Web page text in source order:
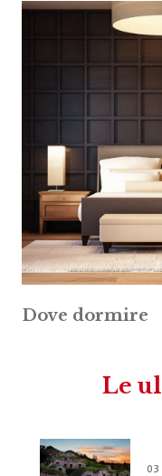
Dove dormire
Le
03